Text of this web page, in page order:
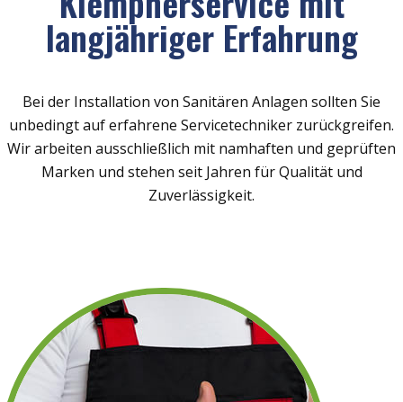
langjähriger Erfahrung
Bei der Installation von Sanitären Anlagen sollten Sie
unbedingt auf erfahrene Servicetechniker zurückgreifen.
Wir arbeiten ausschließlich mit namhaften und geprüften
Marken und stehen seit Jahren für Qualität und
Zuverlässigkeit.